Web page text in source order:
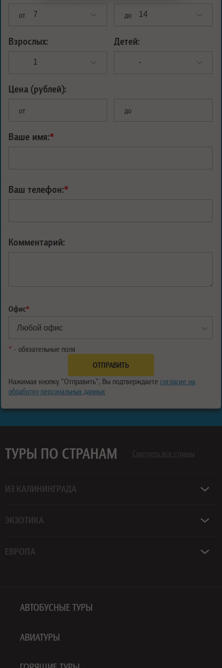
от до
Взрослых: Детей:
Цена (рублей):
от до
Ваше имя:*
Ваш телефон:*
Комментарий:
Офис*
* - обязательные поля
Нажимая кнопку "Отправить", Вы подтверждаете согласие на
обработку персональных данных
ТУРЫ ПО СТРАНАМ Смотреть все страны
ИЗ КАЛИНИНГРАДА
ЭКЗОТИКА
ЕВРОПА
АВТОБУСНЫЕ ТУРЫ
АВИАТУРЫ